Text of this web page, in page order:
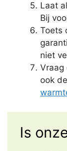
Laat
Bij
Toets
niet
Vraag
ook de
Is